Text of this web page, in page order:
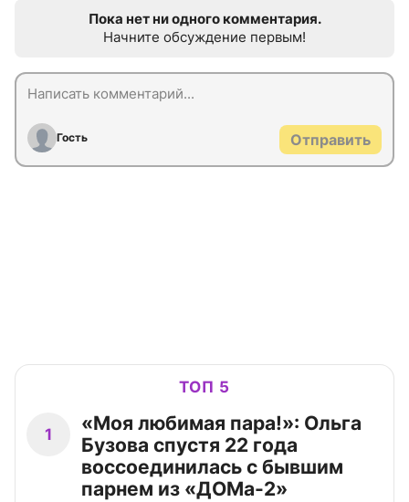
Пока нет ни одного комментария.
Начните обсуждение первым!
Гость Отправить
ТОП 5
1
«Моя любимая пара!»: Ольга
Бузова спустя 22 года
воссоединилась с бывшим
парнем из «ДОМа-2»